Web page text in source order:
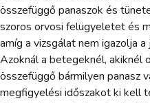
összefüggő panaszok és
szoros orvosi felügyeletet és
amíg a vizsgálat nem igazolja
Azoknál a betegeknél, akiknél
összefüggő bármilyen panasz
megfigyelési időszakot ki kell